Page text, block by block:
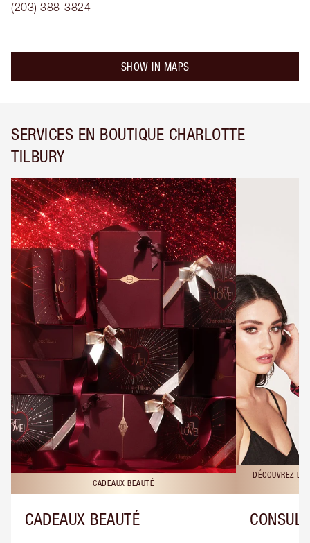
(203) 388-3824
SHOW IN MAPS
SERVICES EN BOUTIQUE CHARLOTTE
TILBURY
CADEAUX BEAUTÉ
CADEAUX BEAUTÉ
DÉCOUVREZ